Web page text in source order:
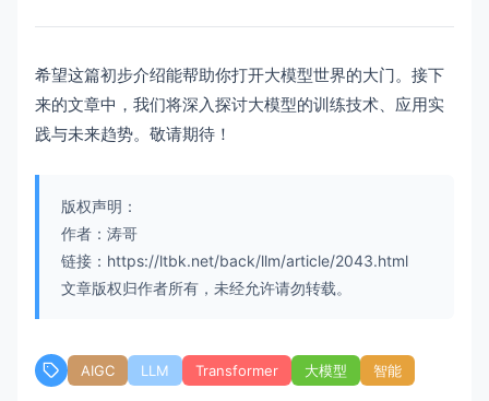
希望这篇初步介绍能帮助你打开大模型世界的大门。接下
来的文章中，我们将深入探讨大模型的训练技术、应用实
践与未来趋势。敬请期待！
版权声明：
作者：涛哥
链接：https://ltbk.net/back/llm/article/2043.html
文章版权归作者所有，未经允许请勿转载。
AIGC LLM Transformer 大模型 智能